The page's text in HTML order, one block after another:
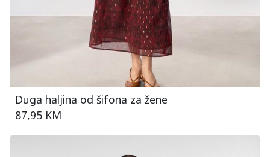
Duga haljina od šifona za žene
87,95 KM